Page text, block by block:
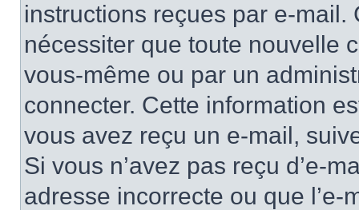
instructions reçues par e-
nécessiter que toute nouvelle
vous-même ou par un
connecter. Cette information
vous avez reçu un e-mail,
Si vous n’avez pas reçu d’e-
adresse incorrecte ou que